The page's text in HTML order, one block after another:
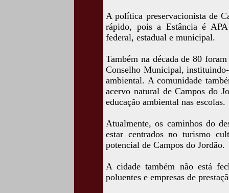
A política preservacionista de
rápido, pois a Estância é
federal, estadual e municipal.
Também na década de 80
Conselho Municipal,
ambiental. A comunidade
acervo natural de Campos do
educação ambiental nas escolas.
Atualmente, os caminhos do
estar centrados no turismo
potencial de Campos do Jordão.
A cidade também não está
poluentes e empresas de